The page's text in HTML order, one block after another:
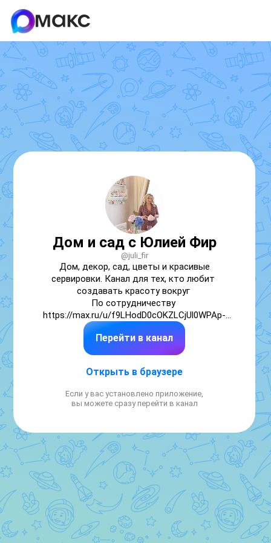
Дом и сад с Юлией Фир
@juli_fir
Дом, декор, сад, цветы и красивые
сервировки. Канал для тех, кто любит
создавать красоту вокруг
По сотрудничеству
https://max.ru/u/f9LHodD0cOKZLCjUl0WPAp-
bnzYEmFIMSF6c7aEM76H0YMqvfvpxHkJnhTc
Страница внесена в перечень РКН
https://gosuslugi.ru/snet/69c657da3b354c81f8c22d5c
Перейти в канал
Открыть в браузере
Если у вас установлено приложение,
вы можете сразу перейти в канал